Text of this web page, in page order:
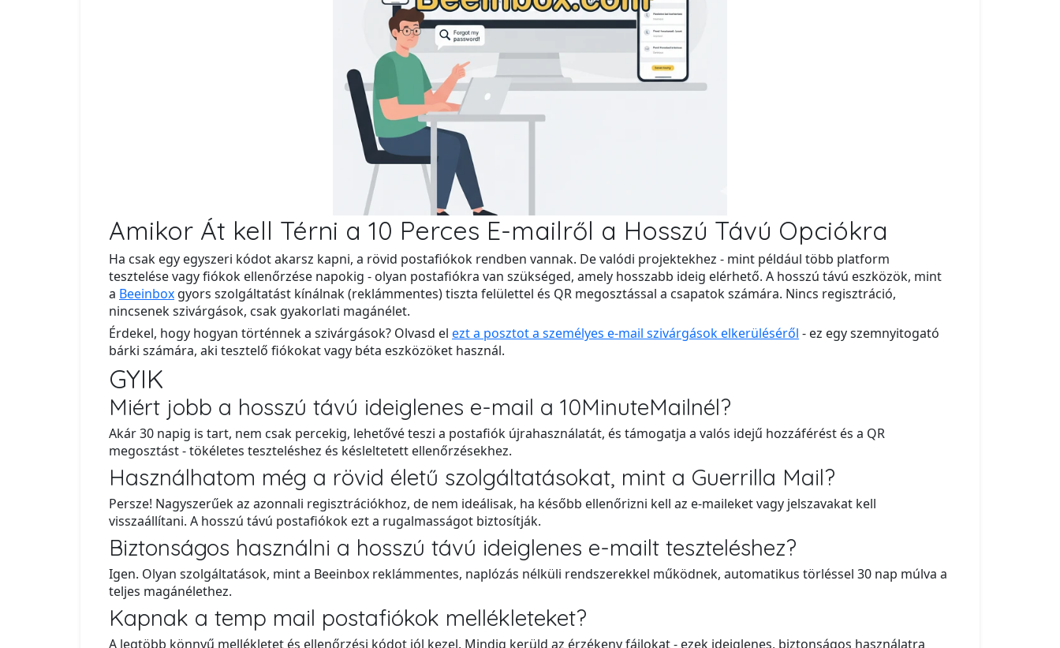
Amikor Át kell Térni a 10 Perces E-mailről a Hosszú Távú Opciókra
Ha csak egy egyszeri kódot akarsz kapni, a rövid postafiókok rendben vannak. De valódi projektekhez - mint például több platform
tesztelése vagy fiókok ellenőrzése napokig - olyan postafiókra van szükséged, amely hosszabb ideig elérhető. A hosszú távú eszközök, mint
a Beeinbox gyors szolgáltatást kínálnak (reklámmentes) tiszta felülettel és QR megosztással a csapatok számára. Nincs regisztráció,
nincsenek szivárgások, csak gyakorlati magánélet.
Érdekel, hogy hogyan történnek a szivárgások? Olvasd el ezt a posztot a személyes e-mail szivárgások elkerüléséről - ez egy szemnyitogató
bárki számára, aki tesztelő fiókokat vagy béta eszközöket használ.
GYIK
Miért jobb a hosszú távú ideiglenes e-mail a 10MinuteMailnél?
Akár 30 napig is tart, nem csak percekig, lehetővé teszi a postafiók újrahasználatát, és támogatja a valós idejű hozzáférést és a QR
megosztást - tökéletes teszteléshez és késleltetett ellenőrzésekhez.
Használhatom még a rövid életű szolgáltatásokat, mint a Guerrilla Mail?
Persze! Nagyszerűek az azonnali regisztrációkhoz, de nem ideálisak, ha később ellenőrizni kell az e-maileket vagy jelszavakat kell
visszaállítani. A hosszú távú postafiókok ezt a rugalmasságot biztosítják.
Biztonságos használni a hosszú távú ideiglenes e-mailt teszteléshez?
Igen. Olyan szolgáltatások, mint a Beeinbox reklámmentes, naplózás nélküli rendszerekkel működnek, automatikus törléssel 30 nap múlva a
teljes magánélethez.
Kapnak a temp mail postafiókok mellékleteket?
A legtöbb könnyű mellékletet és ellenőrzési kódot jól kezel. Mindig kerüld az érzékeny fájlokat - ezek ideiglenes, biztonságos használatra